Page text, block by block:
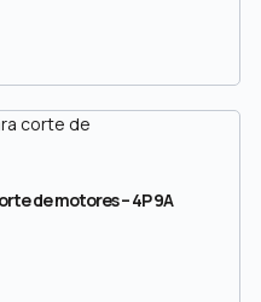
de motores – 4P 9A